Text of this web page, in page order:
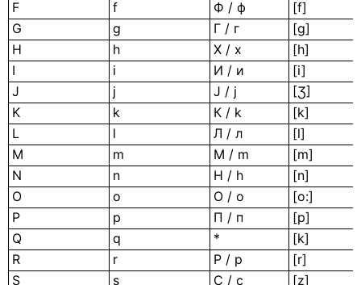
F
f Ф / ф
[f]
G
g Г / г
[g]
H
h X / x
[h]
I
i И / и
[i]
J
j J / ј
[Ʒ]
K
k К / k
[k]
L
l Л / л
[l]
M
m M / m
[m]
N
n Н / h
[n]
O
o O / o
[o:]
P
p П / п
[p]
Q
q *
[k]
R
r Р / р
[r]
S
s C / c
[z]